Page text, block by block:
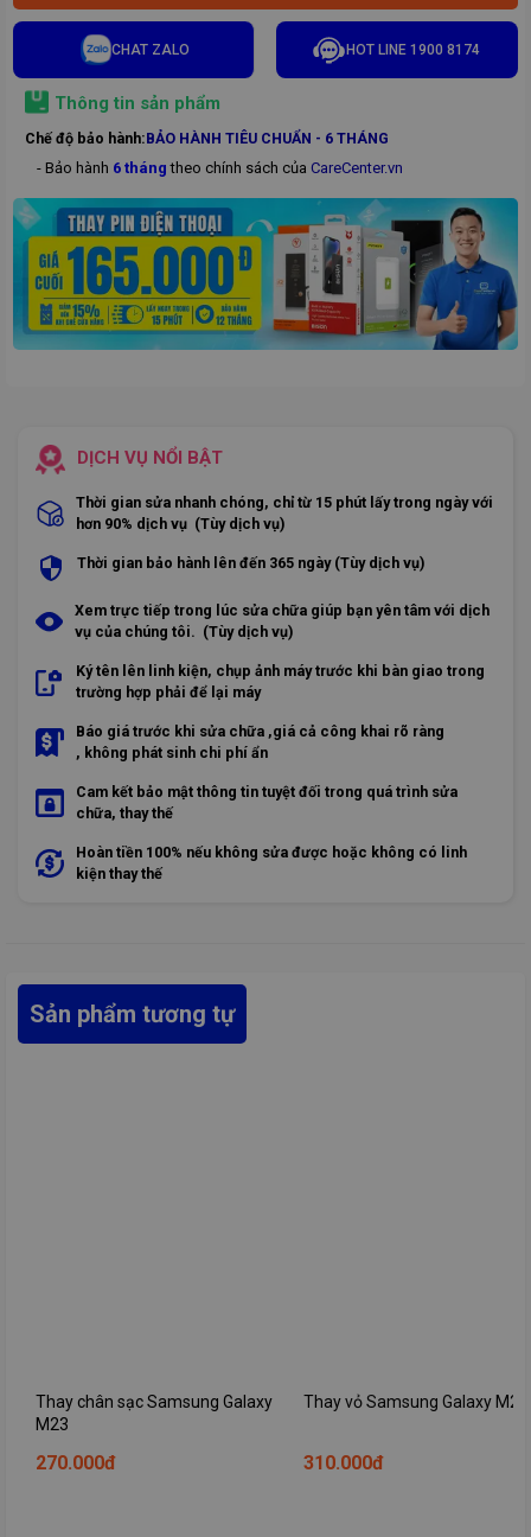
CHAT ZALO HOT LINE 1900 8174
Thông tin sản phẩm
Chế độ bảo hành:BẢO HÀNH TIÊU CHUẨN - 6 THÁNG
- Bảo hành 6 tháng theo chính sách của CareCenter.vn
DỊCH VỤ NỔI BẬT
Thời gian sửa nhanh chóng, chỉ từ 15 phút lấy trong ngày với
hơn 90% dịch vụ (Tùy dịch vụ)
Thời gian bảo hành lên đến 365 ngày (Tùy dịch vụ)
Xem trực tiếp trong lúc sửa chữa giúp bạn yên tâm với dịch
vụ của chúng tôi. (Tùy dịch vụ)
Ký tên lên linh kiện, chụp ảnh máy trước khi bàn giao trong
trường hợp phải để lại máy
Báo giá trước khi sửa chữa ,giá cả công khai rõ ràng
, không phát sinh chi phí ẩn
Cam kết bảo mật thông tin tuyệt đối trong quá trình sửa
chữa, thay thế
Hoàn tiền 100% nếu không sửa được hoặc không có linh
kiện thay thế
Sản phẩm tương tự
Thay chân sạc Samsung Galaxy
M23
270.000đ
Thay vỏ Samsung Galaxy M23
310.000đ